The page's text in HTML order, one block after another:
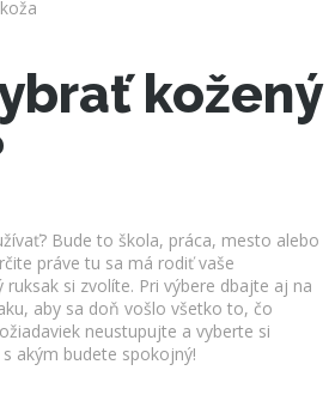
kožený
Bude to škola, práca, mesto alebo
práve tu sa má rodiť vaše
si zvolíte. Pri výbere dbajte aj na
aby sa doň vošlo všetko to, čo
neustupujte a vyberte si
akým budete spokojný!